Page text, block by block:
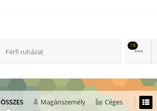
Férfi ruházat
18
ÖSSZES Magánszemély Céges